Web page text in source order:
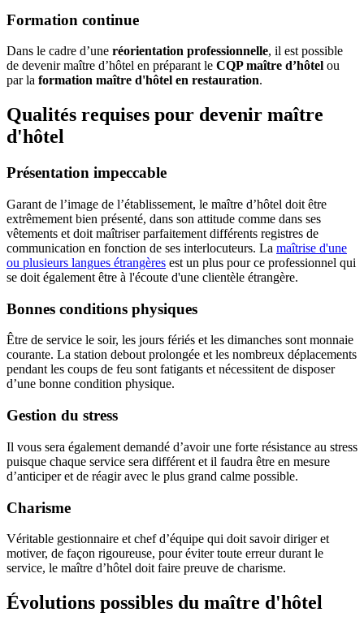
Formation continue
Dans le cadre d’une réorientation professionnelle, il est possible
de devenir maître d’hôtel en préparant le CQP maître d’hôtel ou
par la formation maître d'hôtel en restauration.
Qualités requises pour devenir maître
d'hôtel
Présentation impeccable
Garant de l’image de l’établissement, le maître d’hôtel doit être
extrêmement bien présenté, dans son attitude comme dans ses
vêtements et doit maîtriser parfaitement différents registres de
communication en fonction de ses interlocuteurs. La maîtrise d'une
ou plusieurs langues étrangères est un plus pour ce professionnel qui
se doit également être à l'écoute d'une clientèle étrangère.
Bonnes conditions physiques
Être de service le soir, les jours fériés et les dimanches sont monnaie
courante. La station debout prolongée et les nombreux déplacements
pendant les coups de feu sont fatigants et nécessitent de disposer
d’une bonne condition physique.
Gestion du stress
Il vous sera également demandé d’avoir une forte résistance au stress
puisque chaque service sera différent et il faudra être en mesure
d’anticiper et de réagir avec le plus grand calme possible.
Charisme
Véritable gestionnaire et chef d’équipe qui doit savoir diriger et
motiver, de façon rigoureuse, pour éviter toute erreur durant le
service, le maître d’hôtel doit faire preuve de charisme.
Évolutions possibles du maître d'hôtel